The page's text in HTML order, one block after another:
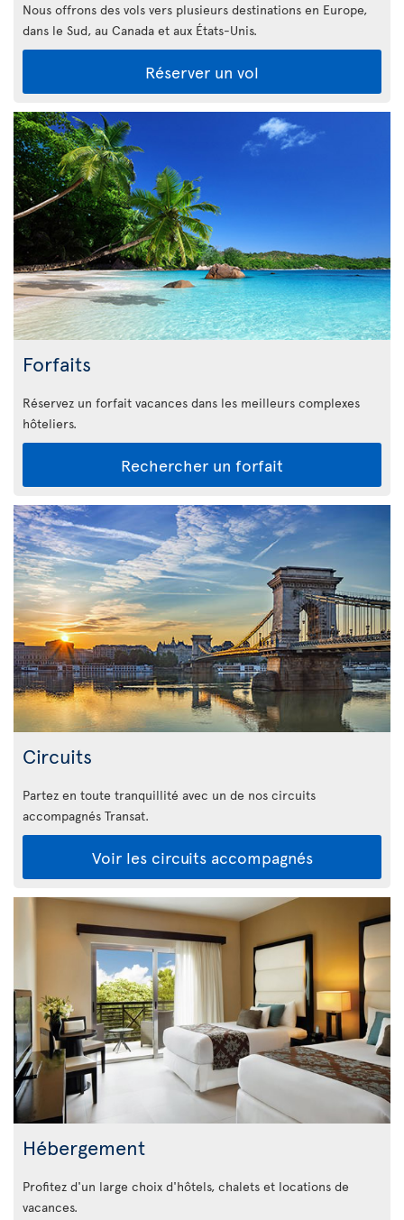
Nous offrons des vols vers plusieurs destinations en Europe,
dans le Sud, au Canada et aux États-Unis.
Réserver un vol
Forfaits
Réservez un forfait vacances dans les meilleurs complexes
hôteliers.
Rechercher un forfait
Circuits
Partez en toute tranquillité avec un de nos circuits
accompagnés Transat.
Voir les circuits accompagnés
Hébergement
Profitez d'un large choix d'hôtels, chalets et locations de
vacances.